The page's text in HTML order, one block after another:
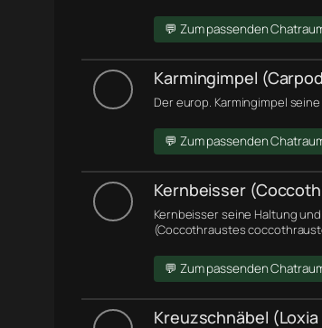
💬 Zum passenden
Karmingimpel
Der europ. Karmingimpel
💬 Zum passenden
Kernbeisser
Kernbeisser seine Haltung
(Coccothraustes
💬 Zum passenden
Kreuzschnäbel